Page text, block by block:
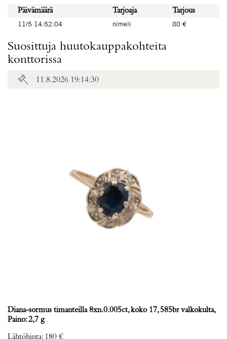
Päivämäärä Tarjoaja
Tarjous
11/5 14:52:04
nimeli 80 €
Suosittuja huutokauppakohteita
konttorissa
11.8.2026 19:14:30
Diana-sormus timanteilla 8xn.0.005ct, koko 17, 585br valkokulta,
Paino: 2,7 g
Lähtöhinta: 180 €